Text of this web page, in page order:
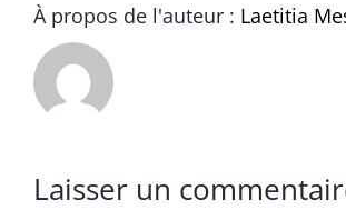
À propos de l'auteur : Laetitia
Laisser un